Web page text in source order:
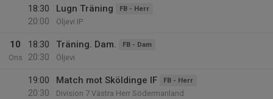
18:30
20:00
Lugn Träning FB - Herr
Öljevi IP
10
Ons
18:30
20:30
Träning. Dam. FB - Dam
Öljevi
19:00
20:30
Match mot Sköldinge IF FB - Herr
Division 7 Västra Herr Södermanland